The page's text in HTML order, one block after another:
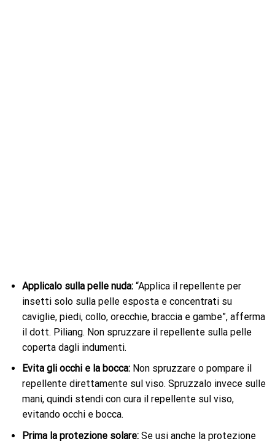
Applicalo sulla pelle nuda: “Applica il repellente per
insetti solo sulla pelle esposta e concentrati su
caviglie, piedi, collo, orecchie, braccia e gambe”, afferma
il dott. Piliang. Non spruzzare il repellente sulla pelle
coperta dagli indumenti.
Evita gli occhi e la bocca: Non spruzzare o pompare il
repellente direttamente sul viso. Spruzzalo invece sulle
mani, quindi stendi con cura il repellente sul viso,
evitando occhi e bocca.
Prima la protezione solare: Se usi anche la protezione